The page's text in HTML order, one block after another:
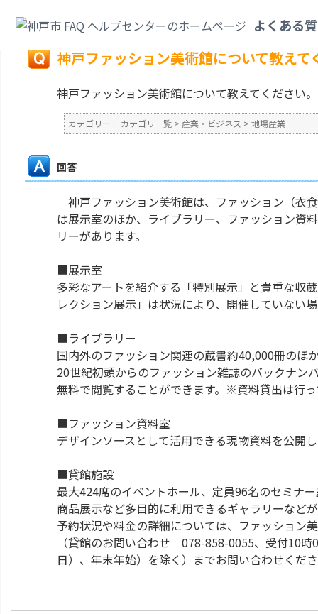
よくある
戻る
神戸ファッション美術館について教えて
神戸ファッション美術館について教えてください。
カテゴリー : カテゴリ一覧 > 産業・ビジネス > 地場産業
回答
神戸ファッション美術館は、ファッション（衣
は展示室のほか、ライブラリー、ファッション資
リーがあります。
■展示室
多彩なアートを紹介する「特別展示」と貴重な収
レクション展示」は状況により、開催していない
■ライブラリー
国内外のファッション関連の蔵書約40,000冊のほ
20世紀初頭からのファッション雑誌のバックナン
無料で閲覧することができます。※資料貸出は行
■ファッション資料室
デザインソースとして活用できる現物資料を公開
■貸館施設
最大424席のイベントホール、定員96名のセミナ
商品展示など多目的に利用できるギャラリーなど
予約状況や料金の詳細については、ファッション
（貸館のお問い合わせ 078-858-0055、受付10
日）、年末年始）を除く）までお問い合わせくだ